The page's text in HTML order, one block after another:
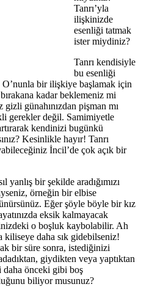
Tanrı’yla
ilişkinizde
esenliği tatmak
ister miydiniz?
Tanrı kendisiyle
bu esenliği
O’nunla bir ilişkiye başlamak için
kadar beklemeniz mi
gizli günahınızdan pişman mı
gerekler değil. Samimiyetle
kendinizi bugünkü
Kesinlikle hayır! Tanrı
İncil’de çok açık bir
bir şekilde aradığımızı
örneğin bir elbise
Eğer şöyle böyle bir kız
eksik kalmayacak
o boşluk kaybolabilir. Ah
daha sık gidebilseniz!
bir süre sonra, istediğinizi
giydikten veya yaptıktan
önceki gibi boş
biliyor musunuz?